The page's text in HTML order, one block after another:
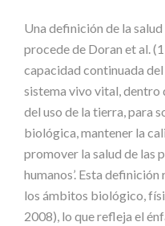
Una definición de la
procede de Doran et al.
capacidad continuada
sistema vivo vital, dentro
del uso de la tierra, para
biológica, mantener la
promover la salud de las
humanos’. Esta
los ámbitos biológico,
2008), lo que refleja el